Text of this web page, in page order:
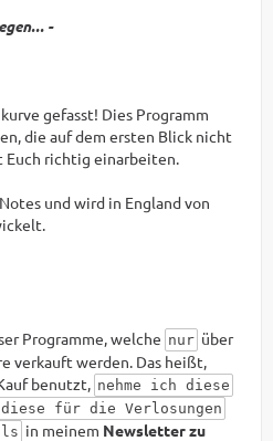
-
gefasst! Dies Programm
die auf dem ersten Blick nicht
Euch richtig einarbeiten.
und wird in England von
Programme, welche nur über
verkauft werden. Das heißt,
benutzt, nehme ich diese
diese für die Verlosungen
in meinem Newsletter zu